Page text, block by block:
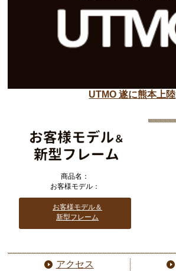
UTMO 遂に熊本上陸
商品名：
お客様モデル：
お客様モデル＆
新型フレーム
アクセス